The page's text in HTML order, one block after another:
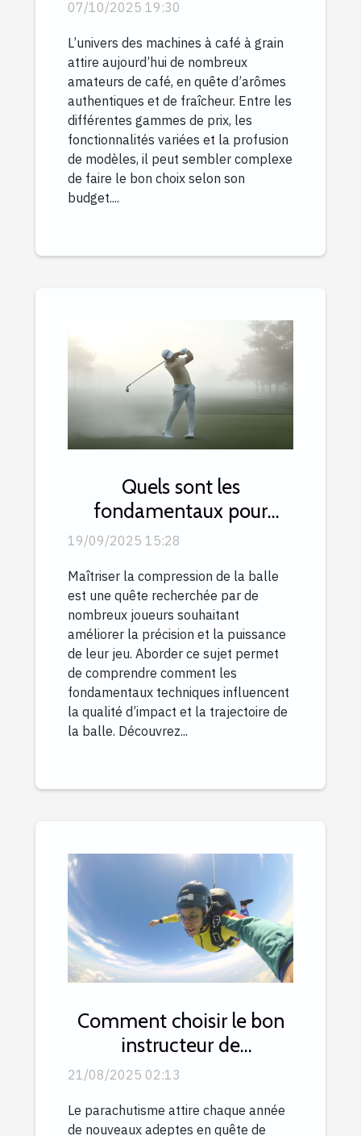
07/10/2025 19:30
L’univers des machines à café à grain
attire aujourd’hui de nombreux
amateurs de café, en quête d’arômes
authentiques et de fraîcheur. Entre les
différentes gammes de prix, les
fonctionnalités variées et la profusion
de modèles, il peut sembler complexe
de faire le bon choix selon son
budget....
Quels sont les
fondamentaux pour
compresser la balle avec
19/09/2025 15:28
Maîtriser la compression de la balle
est une quête recherchée par de
nombreux joueurs souhaitant
améliorer la précision et la puissance
de leur jeu. Aborder ce sujet permet
de comprendre comment les
fondamentaux techniques influencent
la qualité d’impact et la trajectoire de
la balle. Découvrez...
Comment choisir le bon
instructeur de
parachutisme ?
21/08/2025 02:13
Le parachutisme attire chaque année
de nouveaux adeptes en quête de